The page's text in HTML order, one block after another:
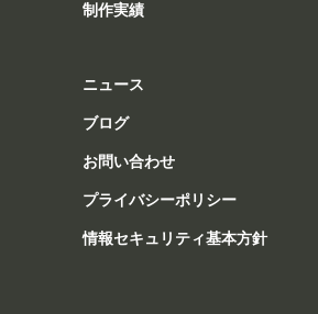
制作実績
ニュース
ブログ
お問い合わせ
プライバシーポリシー
情報セキュリティ基本方針